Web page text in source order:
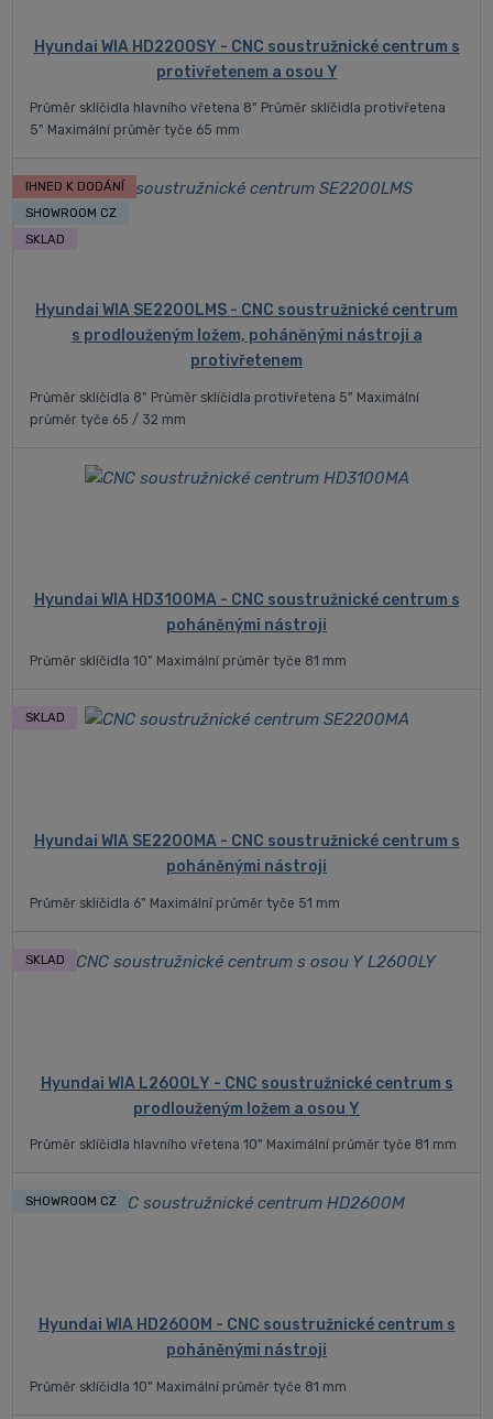
Hyundai WIA HD2200SY - CNC soustružnické centrum s
protivřetenem a osou Y
Průměr sklíčidla hlavního vřetena 8" Průměr sklíčidla protivřetena
5" Maximální průměr tyče 65 mm
Hyundai WIA SE2200LMS - CNC soustružnické centrum
s prodlouženým ložem, poháněnými nástroji a
protivřetenem
IHNED K DODÁNÍ
SHOWROOM CZ
SKLAD
Průměr sklíčidla 8" Průměr sklíčidla protivřetena 5" Maximální
průměr tyče 65 / 32 mm
Hyundai WIA HD3100MA - CNC soustružnické centrum s
poháněnými nástroji
Průměr sklíčidla 10" Maximální průměr tyče 81 mm
Hyundai WIA SE2200MA - CNC soustružnické centrum s
poháněnými nástroji
SKLAD
Průměr sklíčidla 6" Maximální průměr tyče 51 mm
Hyundai WIA L2600LY - CNC soustružnické centrum s
prodlouženým ložem a osou Y
SKLAD
Průměr sklíčidla hlavního vřetena 10" Maximální průměr tyče 81 mm
Hyundai WIA HD2600M - CNC soustružnické centrum s
poháněnými nástroji
SHOWROOM CZ
Průměr sklíčidla 10" Maximální průměr tyče 81 mm